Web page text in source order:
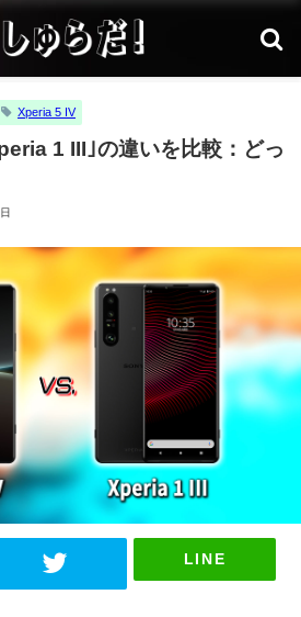
Xperia 5 IV
1 III｣の違いを比較：どっ
LINE